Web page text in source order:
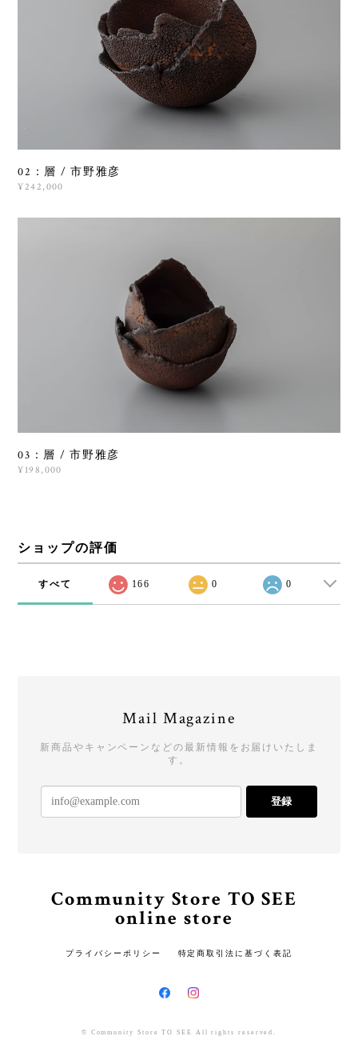
02：層 / 市野雅彦
¥242,000
03：層 / 市野雅彦
¥198,000
ショップの評価
すべて 166 0 0
Mail Magazine
新商品やキャンペーンなどの最新情報をお届けいたしま
す。
登録
Community Store TO SEE
online store
プライバシーポリシー 特定商取引法に基づく表記
© Community Store TO SEE All rights reserved.